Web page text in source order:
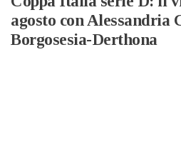
agosto con Alessandria
Borgosesia-Derthona